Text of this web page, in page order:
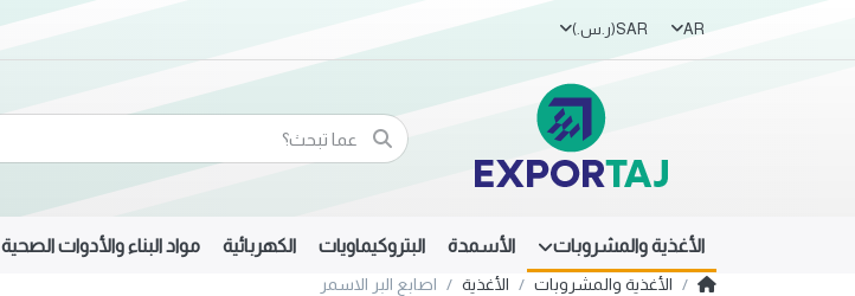
AR
SAR(ر.س.‏)
الأغذية والمشروبات الأسمدة البتروكيماويات الكهربائية مواد البناء والأدوات الصحية
الأغذية والمشروبات الأغذية اصابع البر الاسمر